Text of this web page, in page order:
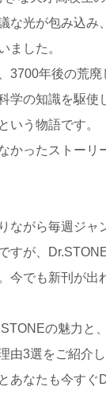
な光が包み込み
ました。
3700年後の荒
学の知識を駆使
いう物語です。
かったストーリ
ながら毎週ジャ
すが、
今でも新刊が出
の魅力と
由3選をご紹介し
あなたも今すぐ